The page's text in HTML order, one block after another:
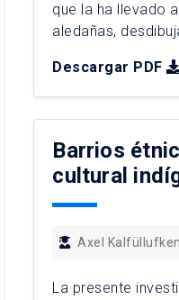
que la ha llevado
aledañas,
años cuarenta, […]
Descargar PDF
Barrios
cultural
Axel
La presente